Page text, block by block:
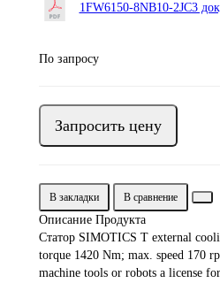
1FW6150-8NB10-2JC3
По запросу
Запросить цену
В закладки В сравнение
Описание Продукта
Статор SIMOTICS T external
torque 1420 Nm; max. speed 170
machine tools or robots a license